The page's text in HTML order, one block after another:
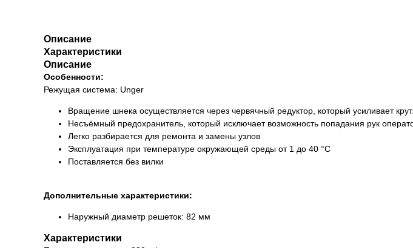
Описание
Характеристики
Описание
Особенности:
Режущая система: Unger
Вращение шнека осуществляется через червячный редуктор, который усиливает
Несъёмный предохранитель, который исключает возможность попадания рук
Легко разбирается для ремонта и замены узлов
Эксплуатация при температуре окружающей среды от 1 до 40 °С
Поставляется без вилки
Дополнительные характеристики:
Наружный диаметр решеток: 82 мм
Характеристики